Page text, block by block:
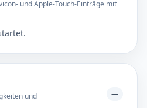
und Apple-Touch-Einträge mit
und
—